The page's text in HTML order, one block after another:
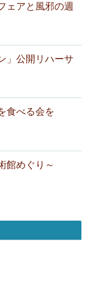
ェアと風邪の週
」公開リハーサ
食べる会を
館めぐり～